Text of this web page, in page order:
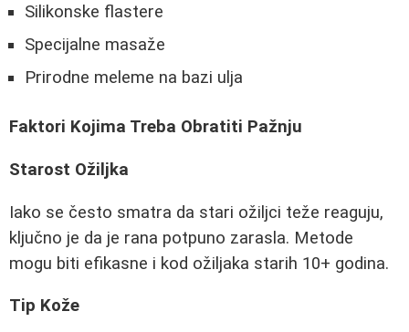
Silikonske flastere
Specijalne masaže
Prirodne meleme na bazi ulja
Faktori Kojima Treba Obratiti Pažnju
Starost Ožiljka
Iako se često smatra da stari ožiljci teže reaguju,
ključno je da je rana potpuno zarasla. Metode
mogu biti efikasne i kod ožiljaka starih 10+ godina.
Tip Kože